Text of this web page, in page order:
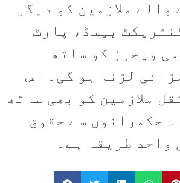
ملازمین کو دیگر
بیسڈ، پارٹ
ویجرز کو ساتھ
لڑنا ہو گی۔ اس
ملازمین کو بھی ساتھ
حکمرانوں سے حقوق
واحد طریقہ ہے۔